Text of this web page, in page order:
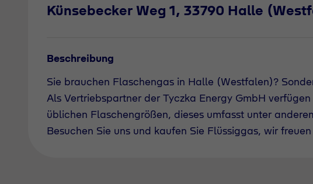
Künsebecker Weg 1, 33790 Halle
Beschreibung
Sie brauchen Flaschengas in Halle (Westfalen)?
Als Vertriebspartner der Tyczka Energy GmbH
üblichen Flaschengrößen, dieses umfasst unter
Besuchen Sie uns und kaufen Sie Flüssiggas, wir